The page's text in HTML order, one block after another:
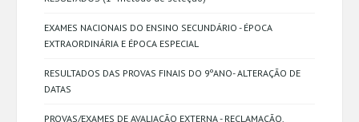
EXAMES NACIONAIS DO ENSINO SECUNDÁRIO - ÉPOCA
EXTRAORDINÁRIA E ÉPOCA ESPECIAL
RESULTADOS DAS PROVAS FINAIS DO 9ºANO- ALTERAÇÃO DE
DATAS
PROVAS/EXAMES DE AVALIAÇÃO EXTERNA - RECLAMAÇÃO,